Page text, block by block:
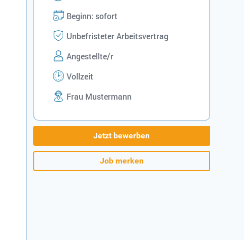
Beginn: sofort
Unbefristeter Arbeitsvertrag
Angestellte/r
Vollzeit
Frau Mustermann
Jetzt bewerben
Job merken